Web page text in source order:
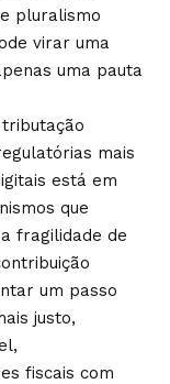
pluralismo
virar uma
uma pauta
mais
está em
que
fragilidade de
um passo
justo,
fiscais com